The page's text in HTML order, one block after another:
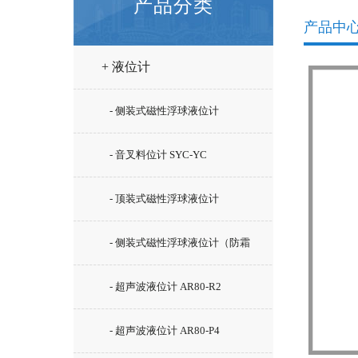
产品分类
+ 液位计
- 侧装式磁性浮球液位计
- 音叉料位计 SYC-YC
- 顶装式磁性浮球液位计
- 侧装式磁性浮球液位计（防霜
型）SYC-UHZ-15/C5
- 超声波液位计 AR80-R2
- 超声波液位计 AR80-P4
产品中